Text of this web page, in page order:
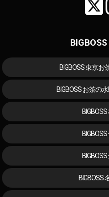
BIGBOSS 東京お
BIGBOSS お茶の
BIGBOSS